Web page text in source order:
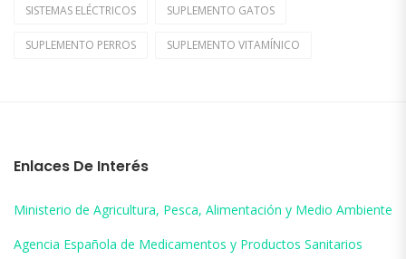
SISTEMAS ELÉCTRICOS SUPLEMENTO GATOS
SUPLEMENTO PERROS SUPLEMENTO VITAMÍNICO
Enlaces De Interés
Ministerio de Agricultura, Pesca, Alimentación y Medio Ambiente
Agencia Española de Medicamentos y Productos Sanitarios